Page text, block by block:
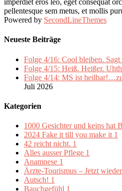
imperdiet eros leo, eget consequat
pellentesque sem metus, et mollis
Powered by SecondLineThemes
Neueste Beiträge
Folge 4/16: Cool bleiben. Sagt
Folge 4/15: Heiß. Heißer.
Folge 4/14: MS ist
Juli 2026
Kategorien
1000 Gesichter und keins hat
2024 Fake it till you make it 1
42 reicht nicht. 1
Alles ausser Pflege 1
Anamnese 1
Ärzte-Tourismus – Jetzt
Autsch! 1
Bauchgefühl 1